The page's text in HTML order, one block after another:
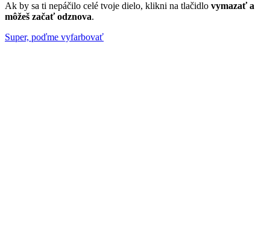
Ak by sa ti nepáčilo celé tvoje dielo, klikni na tlačidlo vymazať a
môžeš začať odznova.
Super, poďme vyfarbovať